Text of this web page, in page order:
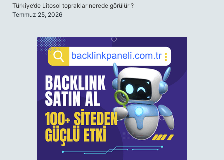
Türkiye’de Litosol topraklar nerede görülür ?
Temmuz 25, 2026